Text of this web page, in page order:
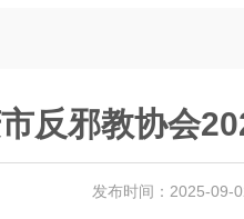
反邪教协会
发布时间：2025-